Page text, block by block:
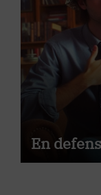
En